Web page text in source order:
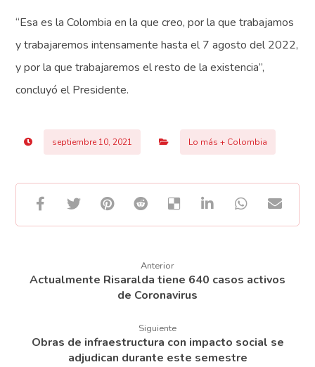
“Esa es la Colombia en la que creo, por la que trabajamos
y trabajaremos intensamente hasta el 7 agosto del 2022,
y por la que trabajaremos el resto de la existencia”,
concluyó el Presidente.
septiembre 10, 2021 Lo más + Colombia
Anterior
Actualmente Risaralda tiene 640 casos activos
de Coronavirus
Siguiente
Obras de infraestructura con impacto social se
adjudican durante este semestre